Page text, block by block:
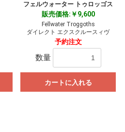
フェルウォーター トゥロッゴス
販売価格:￥9,600
Fellwater Troggoths
ダイレクト エクスクルースィヴ
予約注文
数量
カートに入れる